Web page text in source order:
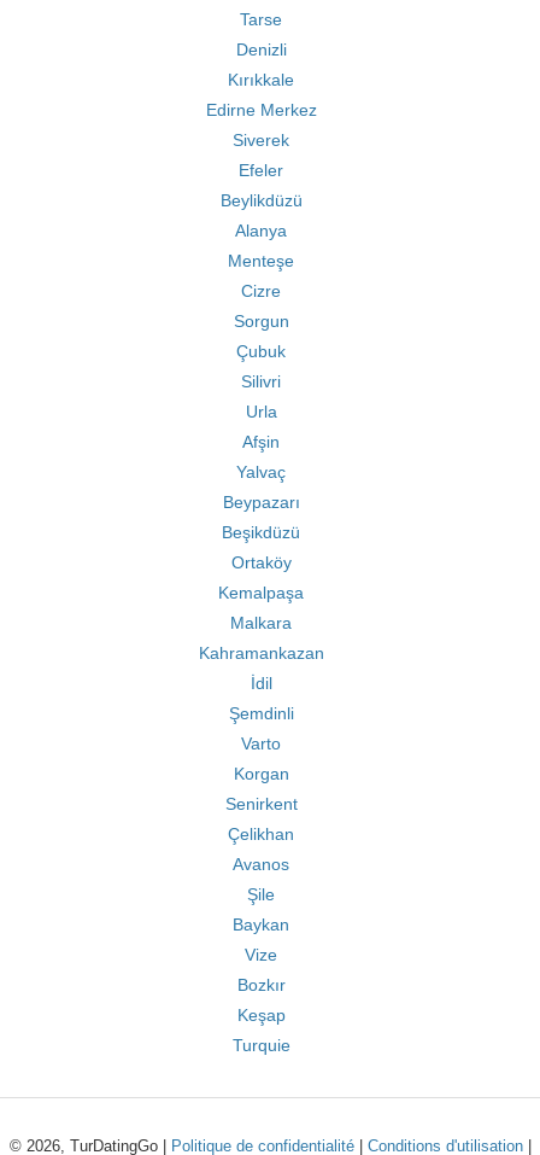
Tarse
Denizli
Kırıkkale
Edirne Merkez
Siverek
Efeler
Beylikdüzü
Alanya
Menteşe
Cizre
Sorgun
Çubuk
Silivri
Urla
Afşin
Yalvaç
Beypazarı
Beşikdüzü
Ortaköy
Kemalpaşa
Malkara
Kahramankazan
İdil
Şemdinli
Varto
Korgan
Senirkent
Çelikhan
Avanos
Şile
Baykan
Vize
Bozkır
Keşap
Turquie
© 2026, TurDatingGo | Politique de confidentialité| Conditions d'utilisation|